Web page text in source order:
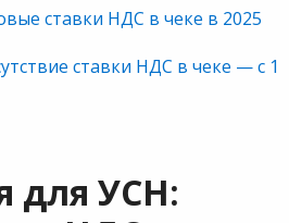
ставки НДС в чеке в 2025
ставки НДС в чеке — с 1
для УСН: